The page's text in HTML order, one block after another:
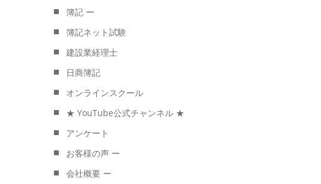
簿記 ー
簿記ネット試験
建設業経理士
日商簿記
オンラインスクール
★ YouTube公式チャンネル ★
アンケート
お客様の声 ー
会社概要 ー